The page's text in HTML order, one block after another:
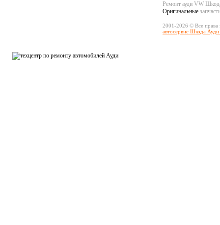
Ремонт ауди VW
Оригинальные
2001-2026 © Все
автосервис Шкода